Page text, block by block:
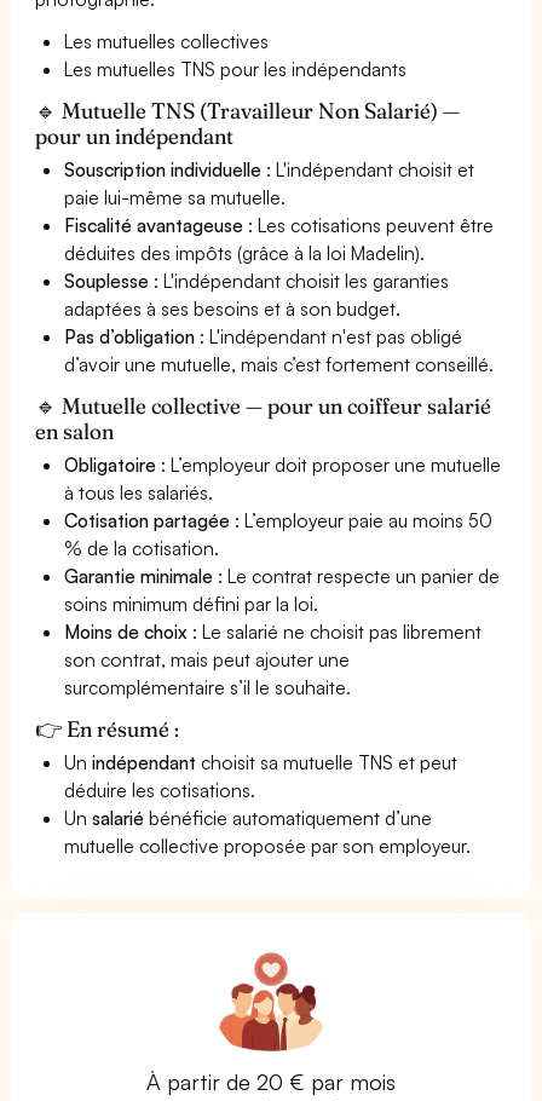
Les mutuelles collectives
Les mutuelles TNS pour les indépendants
🔹 Mutuelle TNS (Travailleur Non Salarié) —
pour un indépendant
Souscription individuelle : L'indépendant choisit et
paie lui-même sa mutuelle.
Fiscalité avantageuse : Les cotisations peuvent être
déduites des impôts (grâce à la loi Madelin).
Souplesse : L'indépendant choisit les garanties
adaptées à ses besoins et à son budget.
Pas d’obligation : L'indépendant n'est pas obligé
d’avoir une mutuelle, mais c’est fortement conseillé.
🔹 Mutuelle collective — pour un coiffeur salarié
en salon
Obligatoire : L’employeur doit proposer une mutuelle
à tous les salariés.
Cotisation partagée : L’employeur paie au moins 50
% de la cotisation.
Garantie minimale : Le contrat respecte un panier de
soins minimum défini par la loi.
Moins de choix : Le salarié ne choisit pas librement
son contrat, mais peut ajouter une
surcomplémentaire s’il le souhaite.
👉 En résumé :
Unindépendant choisit sa mutuelle TNS et peut
déduire les cotisations.
Unsalarié bénéficie automatiquement d’une
mutuelle collective proposée par son employeur.
À partir de 20 € par mois